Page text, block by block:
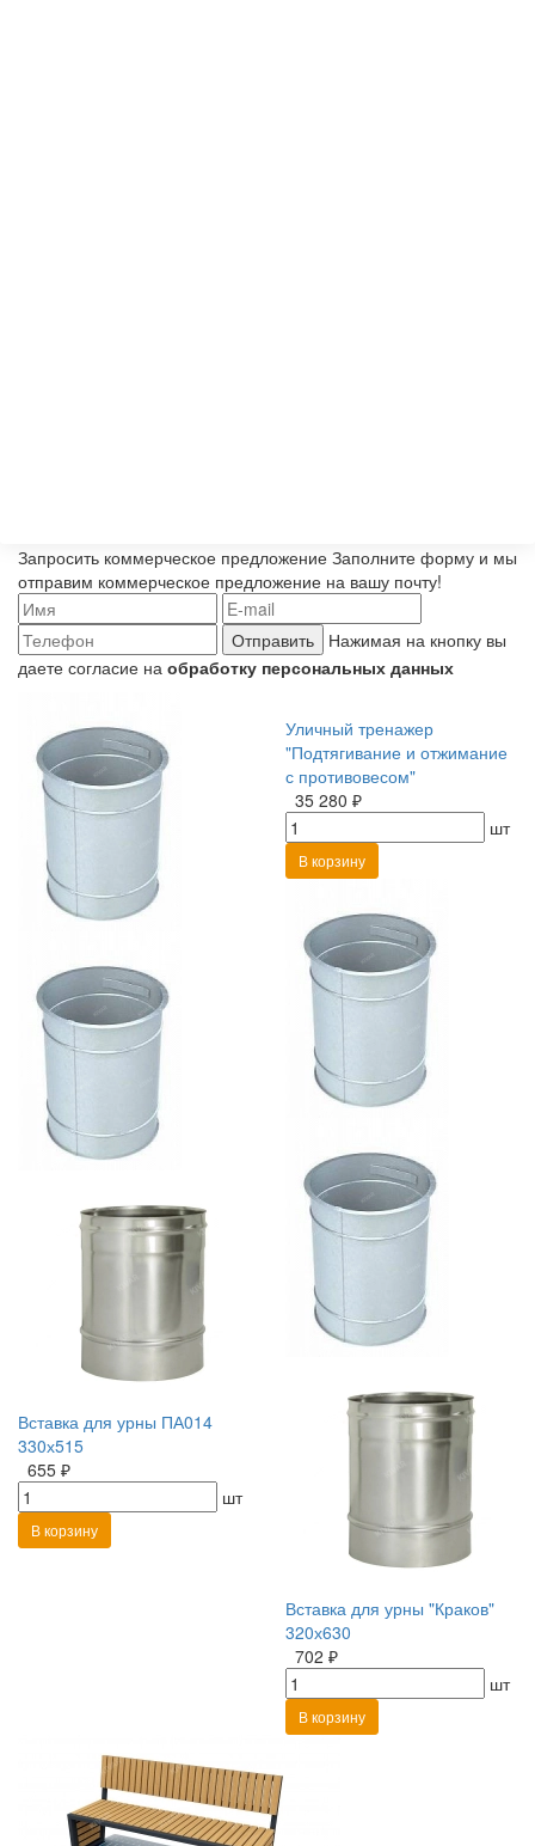
Запросить коммерческое предложение Заполните форму и мы
отправим коммерческое предложение на вашу почту!
Отправить
Нажимая на кнопку вы
даете согласие на обработку персональных данных
Вставка для урны ПА014
330х515
655 ₽
шт
В корзину
Уличный тренажер
"Подтягивание и отжимание
с противовесом"
35 280 ₽
шт
В корзину
Вставка для урны "Краков"
320х630
702 ₽
шт
В корзину